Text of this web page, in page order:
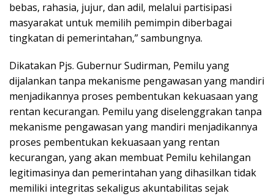
bebas, rahasia, jujur, dan adil, melalui partisipasi
masyarakat untuk memilih pemimpin diberbagai
tingkatan di pemerintahan,” sambungnya.
Dikatakan Pjs. Gubernur Sudirman, Pemilu yang
dijalankan tanpa mekanisme pengawasan yang mandiri
menjadikannya proses pembentukan kekuasaan yang
rentan kecurangan. Pemilu yang diselenggrakan tanpa
mekanisme pengawasan yang mandiri menjadikannya
proses pembentukan kekuasaan yang rentan
kecurangan, yang akan membuat Pemilu kehilangan
legitimasinya dan pemerintahan yang dihasilkan tidak
memiliki integritas sekaligus akuntabilitas sejak